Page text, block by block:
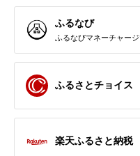
ふるなび
ふるなびマネーチャージ
ふるさとチョイス
楽天ふるさと納税